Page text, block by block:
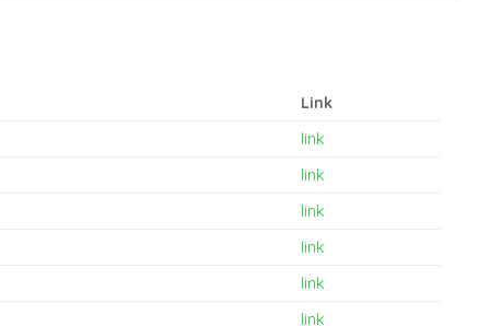
Link
link
link
link
link
link
link